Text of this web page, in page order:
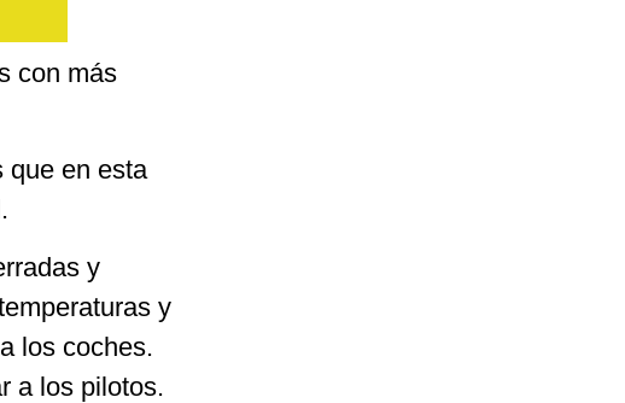
con más
que en esta
y
y
los coches.
a los pilotos.